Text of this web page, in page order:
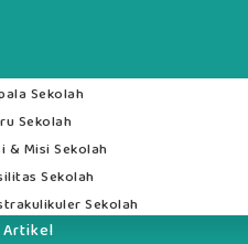
Sekolah
Sekolah
& Misi Sekolah
Sekolah
Sekolah